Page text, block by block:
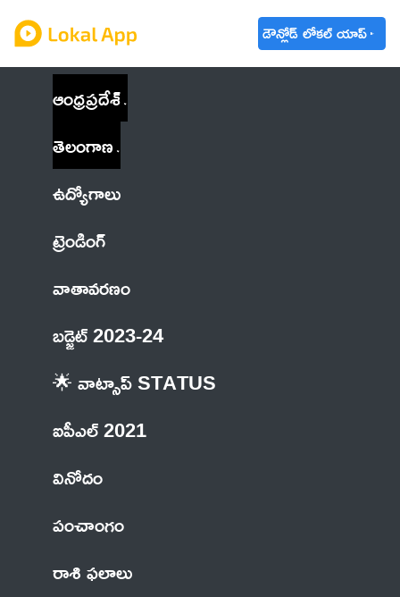
డౌన్లోడ్ లోకల్ యాప్
ఆంధ్రప్రదేశ్
తెలంగాణ
ఉద్యోగాలు
ట్రెండింగ్
వాతావరణం
బడ్జెట్ 2023-24
🌟 వాట్సాప్ STATUS
ఐపీఎల్ 2021
వినోదం
పంచాంగం
రాశి ఫలాలు